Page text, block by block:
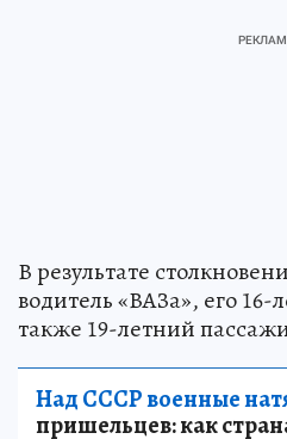
В результате
водитель «ВАЗа», его
также 19-летний
Над СССР военные
пришельцев: как